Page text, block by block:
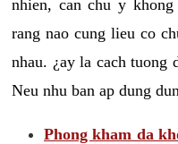
nhien, can chu y
rang nao cung lieu co
nhau. ¿ay la cach tuong
Neu nhu ban ap dung
Phong kham da